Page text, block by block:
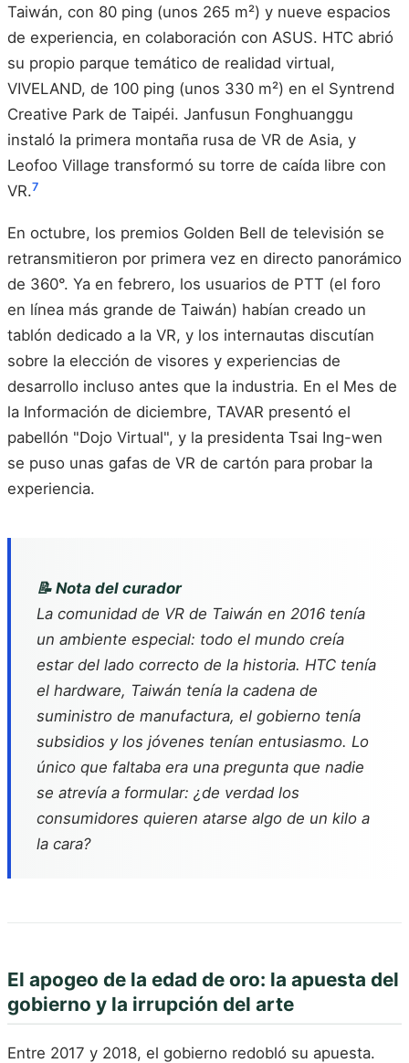
Taiwán, con 80 ping (unos 265 m²) y nueve espacios
de experiencia, en colaboración con ASUS. HTC abrió
su propio parque temático de realidad virtual,
VIVELAND, de 100 ping (unos 330 m²) en el Syntrend
Creative Park de Taipéi. Janfusun Fonghuanggu
instaló la primera montaña rusa de VR de Asia, y
Leofoo Village transformó su torre de caída libre con
VR.7
En octubre, los premios Golden Bell de televisión se
retransmitieron por primera vez en directo panorámico
de 360°. Ya en febrero, los usuarios de PTT (el foro
en línea más grande de Taiwán) habían creado un
tablón dedicado a la VR, y los internautas discutían
sobre la elección de visores y experiencias de
desarrollo incluso antes que la industria. En el Mes de
la Información de diciembre, TAVAR presentó el
pabellón "Dojo Virtual", y la presidenta Tsai Ing-wen
se puso unas gafas de VR de cartón para probar la
experiencia.
📝 Nota del curador
La comunidad de VR de Taiwán en 2016 tenía
un ambiente especial: todo el mundo creía
estar del lado correcto de la historia. HTC tenía
el hardware, Taiwán tenía la cadena de
suministro de manufactura, el gobierno tenía
subsidios y los jóvenes tenían entusiasmo. Lo
único que faltaba era una pregunta que nadie
se atrevía a formular: ¿de verdad los
consumidores quieren atarse algo de un kilo a
la cara?
El apogeo de la edad de oro: la apuesta del
gobierno y la irrupción del arte
Entre 2017 y 2018, el gobierno redobló su apuesta.